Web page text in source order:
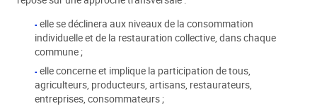
elle se déclinera aux niveaux de la consommation
individuelle et de la restauration collective, dans chaque
commune ;
elle concerne et implique la participation de tous,
agriculteurs, producteurs, artisans, restaurateurs,
entreprises, consommateurs ;